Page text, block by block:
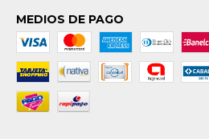
MEDIOS DE PAGO